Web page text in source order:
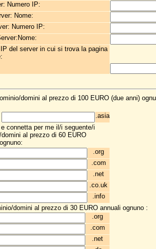
Numero IP:
Nome:
Numero IP:
del server in cui si trova la pagina
domini al prezzo di 100 EURO (due anni)
.asia
e connetta per me il/i seguente/i
al prezzo di 60 EURO
.org
.com
.net
.co.uk
.info
domini al prezzo di 30 EURO annuali ognuno :
.org
.com
.net